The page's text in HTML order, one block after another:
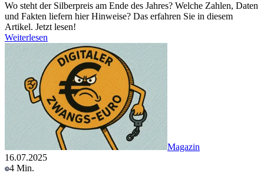
Wo steht der Silberpreis am Ende des Jahres? Welche Zahlen, Daten
und Fakten liefern hier Hinweise? Das erfahren Sie in diesem
Artikel. Jetzt lesen!
Weiterlesen
Magazin
16.07.2025
4 Min.